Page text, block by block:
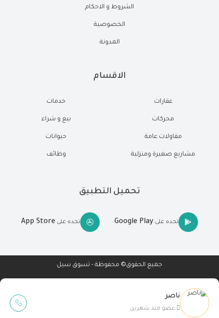
ناصر
عضو منذ شهرين
الشروط و الاحكام
الخصوصية
المدونة
الاقسام
عقارات
محركات
مقاولات عامة
مشاريع صغيرة ومنزلية
خدمات
بيع و شراء
حيوانات
وظائف
تحميل التطبيق
تجده على Google Play تجده على App Store
جميع الحقوق© محفوظة - تسوق سيل